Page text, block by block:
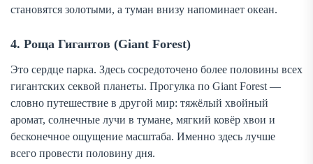
становятся золотыми, а туман внизу напоминает океан.
4. Роща Гигантов (Giant Forest)
Это сердце парка. Здесь сосредоточено более половины всех
гигантских секвой планеты. Прогулка по Giant Forest —
словно путешествие в другой мир: тяжёлый хвойный
аромат, солнечные лучи в тумане, мягкий ковёр хвои и
бесконечное ощущение масштаба. Именно здесь лучше
всего провести половину дня.